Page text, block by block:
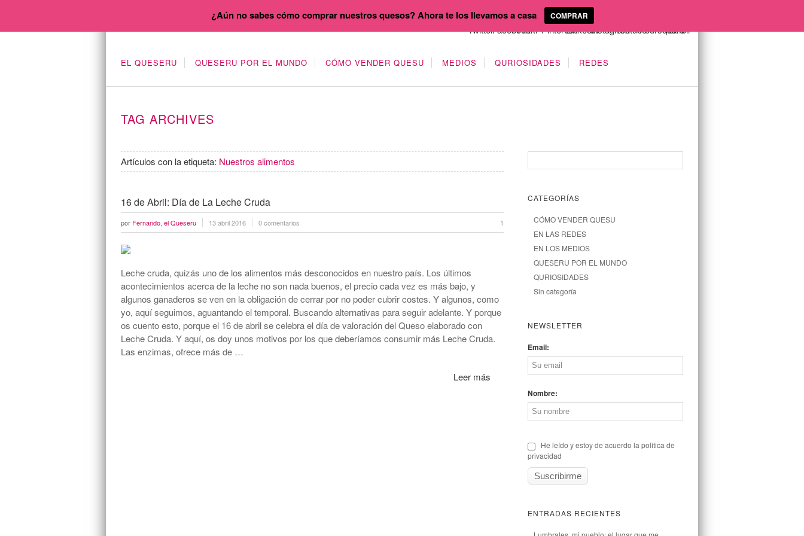
EL QUESERU QUESERU POR EL MUNDO CÓMO VENDER QUESU MEDIOS QURIOSIDADES REDES
TAG ARCHIVES
Artículos con la etiqueta: Nuestros alimentos
16 de Abril: Día de La Leche Cruda
por Fernando, el Queseru 13 abril 2016 0 comentarios 1
Leche cruda, quizás uno de los alimentos más desconocidos en nuestro país. Los últimos
acontecimientos acerca de la leche no son nada buenos, el precio cada vez es más bajo, y
algunos ganaderos se ven en la obligación de cerrar por no poder cubrir costes. Y algunos, como
yo, aquí seguimos, aguantando el temporal. Buscando alternativas para seguir adelante. Y porque
os cuento esto, porque el 16 de abril se celebra el día de valoración del Queso elaborado con
Leche Cruda. Y aquí, os doy unos motivos por los que deberíamos consumir más Leche Cruda.
Las enzimas, ofrece más de …
Leer más
CATEGORÍAS
CÓMO VENDER QUESU
EN LAS REDES
EN LOS MEDIOS
QUESERU POR EL MUNDO
QURIOSIDADES
Sin categoría
NEWSLETTER
Email:
Nombre:
He leído y estoy de acuerdo la política de
privacidad
ENTRADAS RECIENTES
¿Aún no sabes cómo comprar nuestros quesos? Ahora te los llevamos a casa COMPRAR